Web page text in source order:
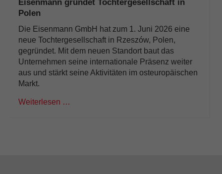
Eisenmann gründet Tochtergesellschaft in
Polen
Die Eisenmann GmbH hat zum 1. Juni 2026 eine
neue Tochtergesellschaft in Rzeszów, Polen,
gegründet. Mit dem neuen Standort baut das
Unternehmen seine internationale Präsenz weiter
aus und stärkt seine Aktivitäten im osteuropäischen
Markt.
Weiterlesen …